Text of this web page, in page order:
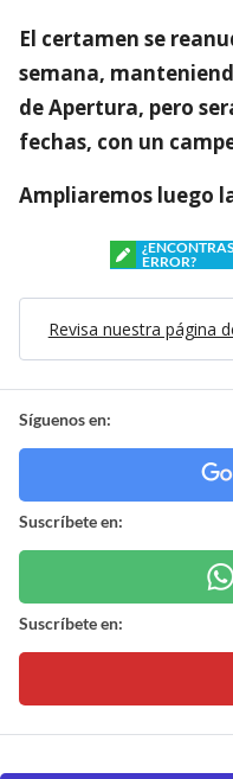
El certamen se
semana,
de Apertura, pero
fechas, con un
Ampliaremos luego
ERROR?
Revisa nuestra página
Síguenos en:
Suscríbete en:
Suscríbete en: